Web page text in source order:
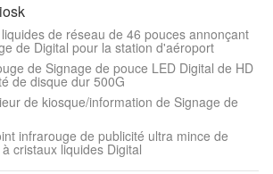
de réseau de 46 pouces annonçant
de Digital pour la station d'aéroport
de Signage de pouce LED Digital de HD
de disque dur 500G
de kiosque/information de Signage de
infrarouge de publicité ultra mince de
cristaux liquides Digital